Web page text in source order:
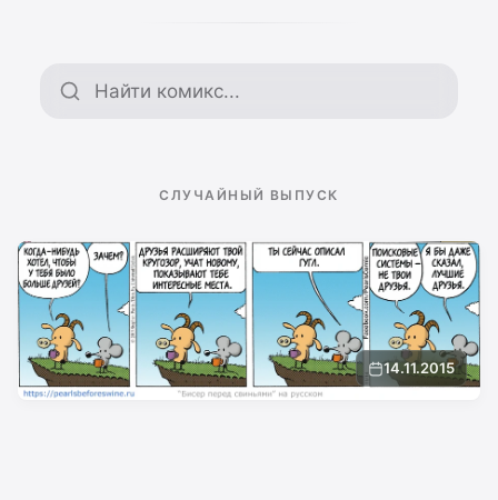
Поиск по архиву
СЛУЧАЙНЫЙ ВЫПУСК
14.11.2015